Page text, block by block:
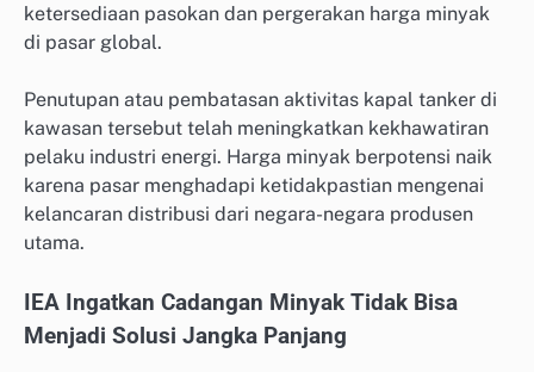
ketersediaan pasokan dan pergerakan harga minyak
di pasar global.
Penutupan atau pembatasan aktivitas kapal tanker di
kawasan tersebut telah meningkatkan kekhawatiran
pelaku industri energi. Harga minyak berpotensi naik
karena pasar menghadapi ketidakpastian mengenai
kelancaran distribusi dari negara-negara produsen
utama.
IEA Ingatkan Cadangan Minyak Tidak Bisa
Menjadi Solusi Jangka Panjang